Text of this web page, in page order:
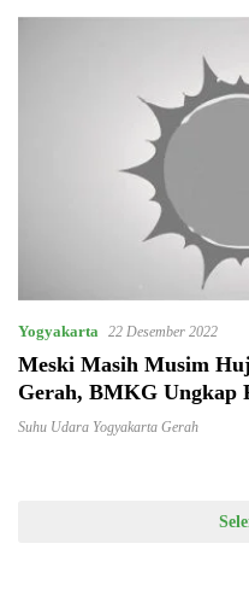
Yogyakarta 22 Desember 2022
Meski Masih Musim
Gerah, BMKG Ungkap
Suhu Udara Yogyakarta Gerah